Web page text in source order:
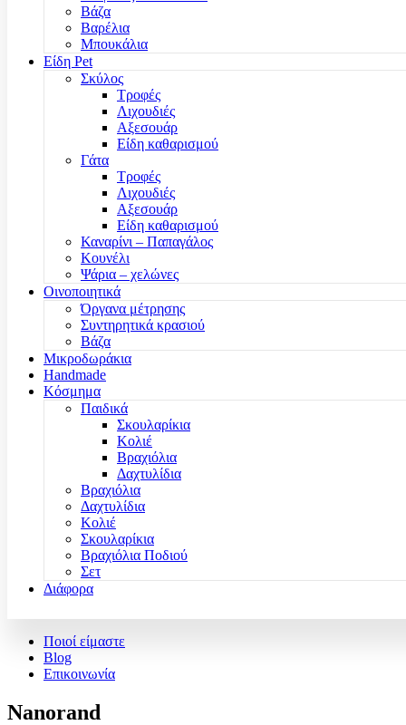
Βάζα
Βαρέλια
Μπουκάλια
Είδη Pet
Σκύλος
Τροφές
Λιχουδιές
Αξεσουάρ
Είδη καθαρισμού
Γάτα
Τροφές
Λιχουδιές
Αξεσουάρ
Είδη καθαρισμού
Καναρίνι – Παπαγάλος
Κουνέλι
Ψάρια – χελώνες
Οινοποιητικά
Όργανα μέτρησης
Συντηρητικά κρασιού
Βάζα
Μικροδωράκια
Handmade
Κόσμημα
Παιδικά
Σκουλαρίκια
Κολιέ
Βραχιόλια
Δαχτυλίδια
Βραχιόλια
Δαχτυλίδια
Κολιέ
Σκουλαρίκια
Βραχιόλια Ποδιού
Σετ
Διάφορα
Ποιοί είμαστε
Blog
Επικοινωνία
Nanorand